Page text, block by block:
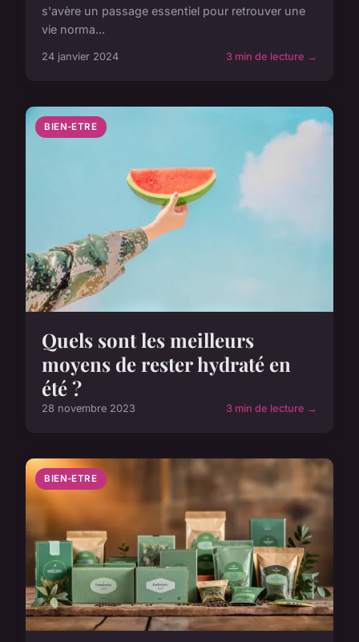
s'avère un passage essentiel pour retrouver une
vie norma...
24 janvier 2024 3 min de lecture →
BIEN-ETRE
Quels sont les meilleurs
moyens de rester hydraté en
été ?
28 novembre 2023 3 min de lecture →
BIEN-ETRE